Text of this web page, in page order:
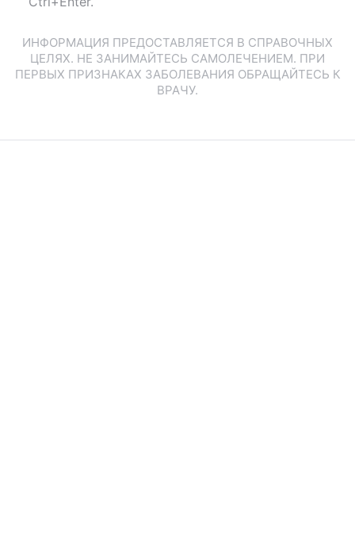
ИНФОРМАЦИЯ ПРЕДОСТАВЛЯЕТСЯ В СПРАВОЧНЫХ
ЦЕЛЯХ. НЕ ЗАНИМАЙТЕСЬ САМОЛЕЧЕНИЕМ. ПРИ
ПЕРВЫХ ПРИЗНАКАХ ЗАБОЛЕВАНИЯ ОБРАЩАЙТЕСЬ К
ВРАЧУ.